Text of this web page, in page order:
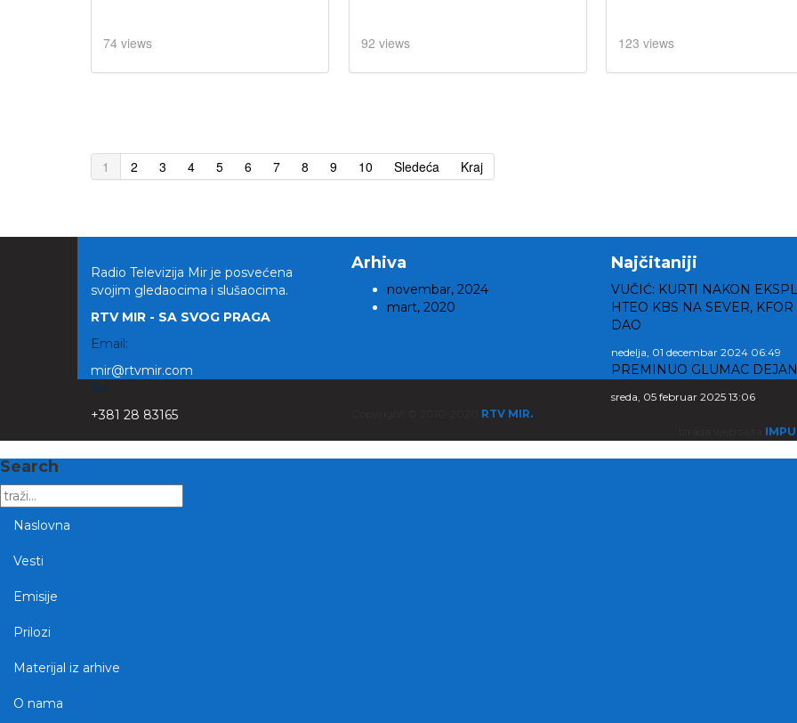
74 views 92 views 123 views
1 2 3 4 5 6 7 8 9 10 Sledeća Kraj
Radio Televizija Mir je posvećena
svojim gledaocima i slušaocima.
RTV MIR - SA SVOG PRAGA
Email:
mir@rtvmir.com
Tel:
+381 28 83165
Arhiva
novembar, 2024
mart, 2020
Najčitaniji
VUČIĆ: KURTI NAKON
HTEO KBS NA SEVER,
DAO
nedelja, 01 decembar 2024 06:49
PREMINUO GLUMAC
sreda, 05 februar 2025 13:06
RTV MIR.
Search
Naslovna
Vesti
Emisije
Prilozi
Materijal iz arhive
O nama